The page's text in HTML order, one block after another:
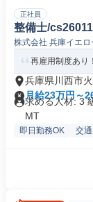
正社員
整備士/
株式会社 兵庫イエロ
再雇用制度あり
兵庫県川西市
月給23万円～
求める人材: 3
MT
即日勤務OK 交